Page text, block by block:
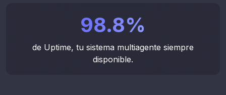
Agendar demo Habla con un asesor
98.8%
de Uptime, tu sistema multiagente siempre
disponible.